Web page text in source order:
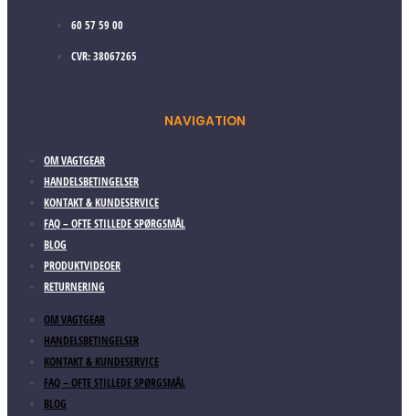
60 57 59 00
CVR: 38067265
NAVIGATION
OM VAGTGEAR
HANDELSBETINGELSER
KONTAKT & KUNDESERVICE
FAQ – OFTE STILLEDE SPØRGSMÅL
BLOG
PRODUKTVIDEOER
RETURNERING
OM VAGTGEAR
HANDELSBETINGELSER
KONTAKT & KUNDESERVICE
FAQ – OFTE STILLEDE SPØRGSMÅL
BLOG